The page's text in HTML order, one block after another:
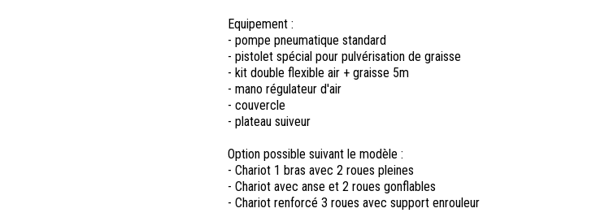
Equipement :
- pompe pneumatique standard
- pistolet spécial pour pulvérisation de graisse
- kit double flexible air + graisse 5m
- mano régulateur d'air
- couvercle
- plateau suiveur
Option possible suivant le modèle :
- Chariot 1 bras avec 2 roues pleines
- Chariot avec anse et 2 roues gonflables
- Chariot renforcé 3 roues avec support enrouleur